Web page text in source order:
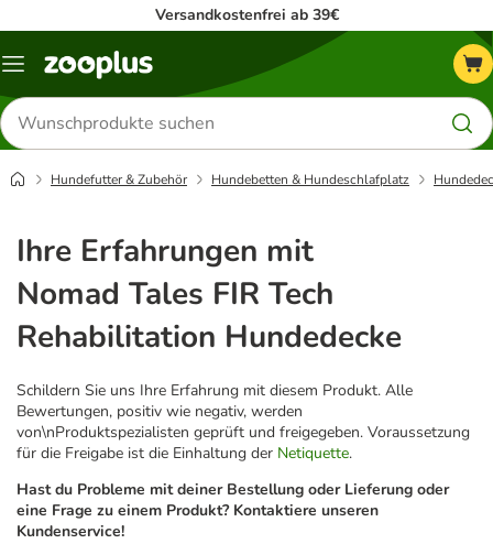
Versandkostenfrei ab 39€
Menü
Produkte
suchen
Hundefutter & Zubehör Hundebetten & Hundeschlafplatz
Ihre Erfahrungen mit
Nomad Tales FIR Tech
Rehabilitation Hundedecke
Schildern Sie uns Ihre Erfahrung mit diesem Produkt. Alle
Bewertungen, positiv wie negativ, werden
von\nProduktspezialisten geprüft und freigegeben. Voraussetzung
für die Freigabe ist die Einhaltung der Netiquette.
Hast du Probleme mit deiner Bestellung oder Lieferung oder
eine Frage zu einem Produkt? Kontaktiere unseren
Kundenservice!